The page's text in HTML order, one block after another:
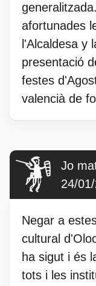
afortunades
l'Alcaldesa y
presentació
festes
valencià de
Jo
24/
Negar a
cultural
ha sigut i és
tots i les